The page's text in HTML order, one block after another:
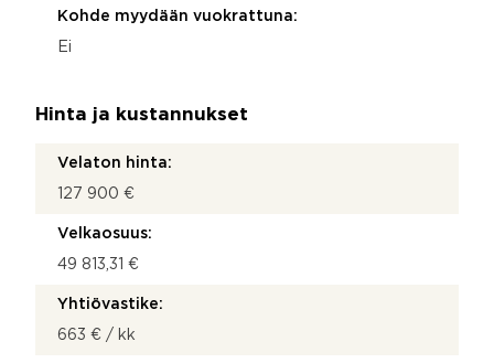
Kohde myydään vuokrattuna:
Ei
Hinta ja kustannukset
Velaton hinta:
127 900 €
Velkaosuus:
49 813,31 €
Yhtiövastike:
663 € / kk